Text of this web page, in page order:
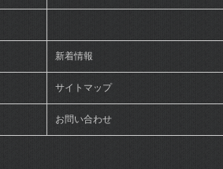
新着情報
サイトマップ
お問い合わせ